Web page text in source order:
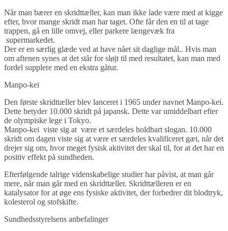
Når man bærer en skridttæller, kan man ikke lade være med at kigge
efter, hvor mange skridt man har taget. Ofte får den en til at tage
trappen, gå en lille omvej, eller parkere længevæk fra
supermarkedet.
Der er en særlig glæde ved at have nået sit daglige mål.. Hvis man
om aftenen synes at det står for sløjt til med resultatet, kan man med
fordel supplere med en ekstra gåtur.
Manpo-kei
Den første skridttæller blev lanceret i 1965 under navnet Manpo-kei.
Dette betyder 10.000 skridt på japansk. Dette var umiddelbart efter
de olympiske lege i Tokyo.
Manpo-kei viste sig at være et særdeles holdbart slogan. 10.000
skridt om dagen viste sig at være et særdeles kvalificeret gæt, når det
drejer sig om, hvor meget fysisk aktivitet der skal til, for at det har en
positiv effekt på sundheden.
Efterfølgende talrige videnskabelige studier har påvist, at man går
mere, når man går med en skridttæller. Skridttælleren er en
katalysator for at øge ens fysiske aktivitet, der forbedrer dit blodtryk,
kolesterol og stofskifte.
Sundhedsstyrelsens anbefalinger